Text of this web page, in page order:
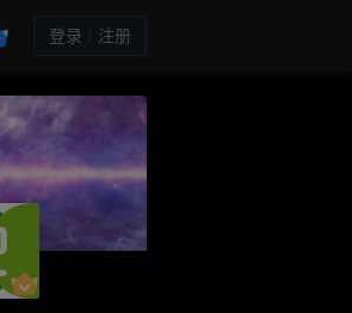
登录 注册